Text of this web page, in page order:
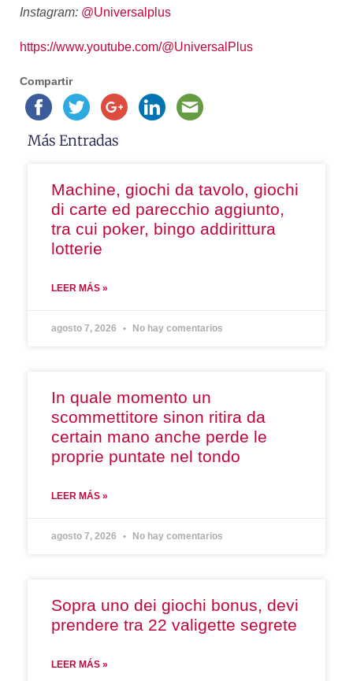
Instagram: @Universalplus
https://www.youtube.com/@UniversalPlus
Compartir
Más Entradas
Machine, giochi da tavolo, giochi
di carte ed parecchio aggiunto,
tra cui poker, bingo addirittura
lotterie
LEER MÁS »
agosto 7, 2026 No hay comentarios
In quale momento un
scommettitore sinon ritira da
certain mano anche perde le
proprie puntate nel tondo
LEER MÁS »
agosto 7, 2026 No hay comentarios
Sopra uno dei giochi bonus, devi
prendere tra 22 valigette segrete
LEER MÁS »